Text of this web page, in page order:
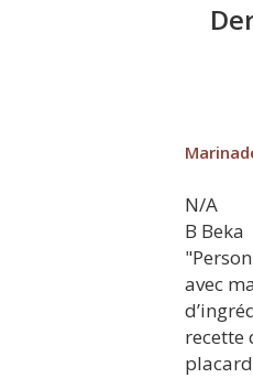
N/A
B Beka
avec
recette